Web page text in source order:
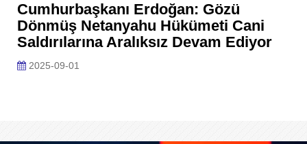
Cumhurbaşkanı Erdoğan: Gözü
Dönmüş Netanyahu Hükümeti Cani
Saldırılarına Aralıksız Devam Ediyor
2025-09-01